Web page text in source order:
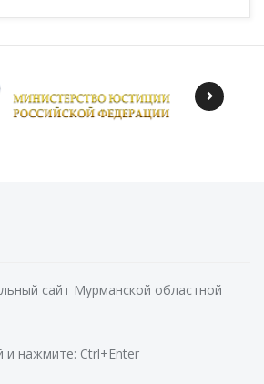
сайт Мурманской областной
нажмите: Ctrl+Enter